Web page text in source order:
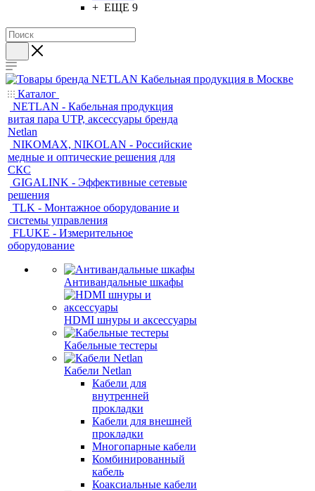
+ ЕЩЕ 9
Каталог
NETLAN - Кабельная продукция
витая пара UTP, аксессуары бренда
Netlan
NIKOMAX, NIKOLAN - Российские
медные и оптические решения для
СКС
GIGALINK - Эффективные сетевые
решения
TLK - Монтажное оборудование и
системы управления
FLUKE - Измерительное
оборудование
Антивандальные шкафы
HDMI шнуры и аксессуары
Кабельные тестеры
Кабели Netlan
Кабели для
внутренней
прокладки
Кабели для внешней
прокладки
Многопарные кабели
Комбинированный
кабель
Коаксиальные кабели